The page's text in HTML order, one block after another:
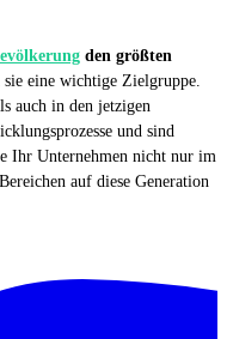
den größten
sie eine wichtige Zielgruppe.
auch in den jetzigen
und sind
Ihr Unternehmen nicht nur im
auf diese Generation